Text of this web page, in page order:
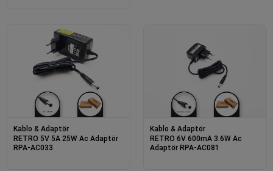
Kablo & Adaptör
RETRO 5V 5A 25W Ac Adaptör
RPA-AC033
Kablo & Adaptör
RETRO 6V 600mA 3.6W Ac
Adaptör RPA-AC081